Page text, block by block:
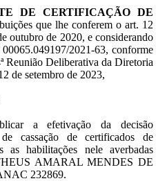
DE CERTIFICAÇÃO DE
que lhe conferem o art. 12
outubro de 2020, e considerando
00065.049197/2021-63, conforme
Reunião Deliberativa da Diretoria
de setembro de 2023,
a efetivação da decisão
cassação de certificados de
as habilitações nele averbadas
AMARAL MENDES DE
232869.